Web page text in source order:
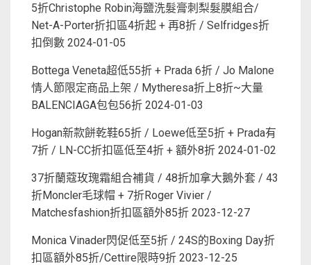
5折Christophe Robin海鹽洗髮膏刺梨髮膜組合/
Net-A-Porter折扣區4折起 + 再8折 / Selfridges折
扣倒數 2024-01-05
Bottega Veneta超低55折 + Prada 6折 / Jo Malone
情人節限定商品上架 / Mytheresa折上8折~大量
BALENCIAGA包包56折 2024-01-03
Hogan新款餅乾鞋65折 / Loewe低至5折 + Prada有
7折 / LN-CC折扣區低至4折 + 額外8折 2024-01-02
37折蘭蔻玫瑰霜組合補貨 / 48折加拿大鵝外套 / 43
折Moncler毛球帽 + 7折Roger Vivier /
Matchesfashion折扣區額外85折 2023-12-27
Monica Vinader閃促低至5折 / 24S的Boxing Day折
扣區額外85折/Cettire限時9折 2023-12-25